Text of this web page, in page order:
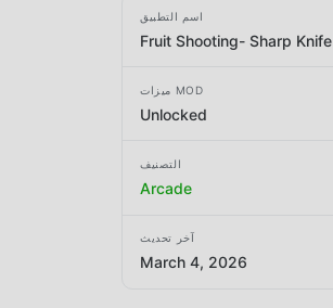
اسم التطبيق
Fruit Shooting- Sharp Knife
ميزات MOD
Unlocked
التصنيف
Arcade
آخر تحديث
March 4, 2026